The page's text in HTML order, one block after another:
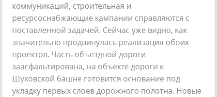
коммуникаций, строительная и
ресурсоснабжающие кампании справляются с
поставленной задачей. Сейчас уже видно, как
значительно продвинулась реализация обоих
проектов. Часть объездной дороги
заасфальтирована, на объекте дороги к
Шуховской башне готовится основание под
укладку первых слоев дорожного полотна. Новые